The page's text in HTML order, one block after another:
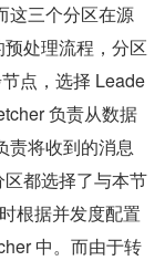
这三个分区在源
处理流程，分区
点，选择 Leade
负责从数据
责将收到的消息
都选择了与本节
根据并发度配置
中。而由于转